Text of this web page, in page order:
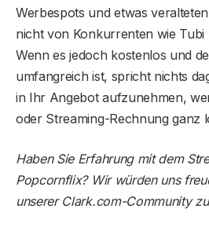
Werbespots und etwas
nicht von Konkurrenten wie Tubi
Wenn es jedoch kostenlos und
umfangreich ist, spricht nichts
in Ihr Angebot aufzunehmen,
oder Streaming-Rechnung ganz
Haben Sie Erfahrung mit dem
Popcornflix? Wir würden uns
unserer Clark.com-Community